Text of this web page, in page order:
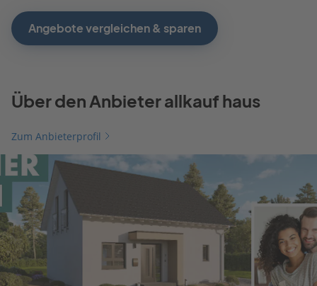
Angebote vergleichen & sparen
Über den Anbieter allkauf haus
Zum Anbieterprofil